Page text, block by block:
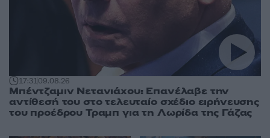
17:3109.08.26
Μπέντζαμιν Νετανιάχου: Επανέλαβε την
αντίθεσή του στο τελευταίο σχέδιο ειρήνευσης
του προέδρου Τραμπ για τη Λωρίδα της Γάζας